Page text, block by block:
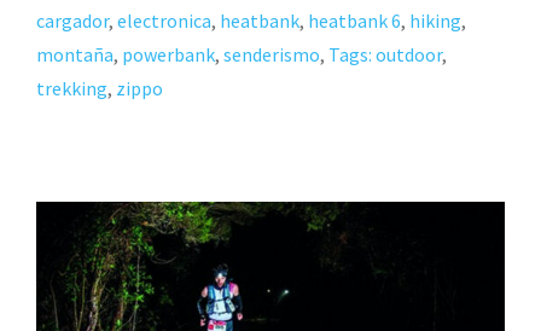
cargador, electronica, heatbank, heatbank 6, hiking,
montaña, powerbank, senderismo, Tags: outdoor,
trekking, zippo